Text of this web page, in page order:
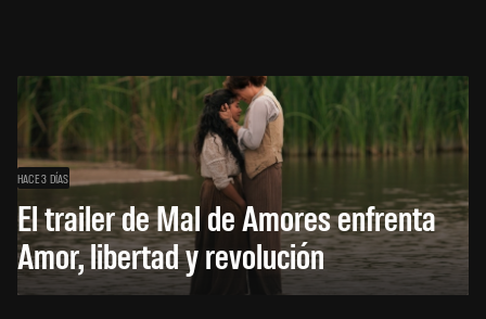
HACE 3 DÍAS
El trailer de Mal de Amores enfrenta
Amor, libertad y revolución